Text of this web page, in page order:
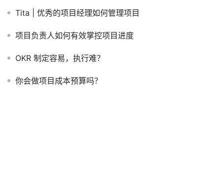
Tita | 优秀的项目经理如何管理项目
项目负责人如何有效掌控项目进度
OKR 制定容易，执行难？
你会做项目成本预算吗？